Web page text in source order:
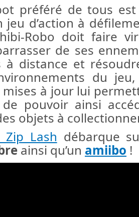
préféré de tous
jeu d’action à
Robo doit faire
de ses
à distance et
du
mises à jour lui
pouvoir ainsi
objets à
Zip Lash débarque
ainsi qu’un amiibo !